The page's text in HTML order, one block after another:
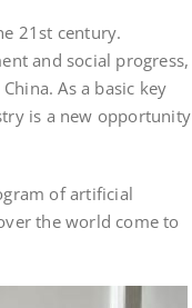
21st century.
and social progress,
As a basic key
is a new opportunity
of artificial
the world come to